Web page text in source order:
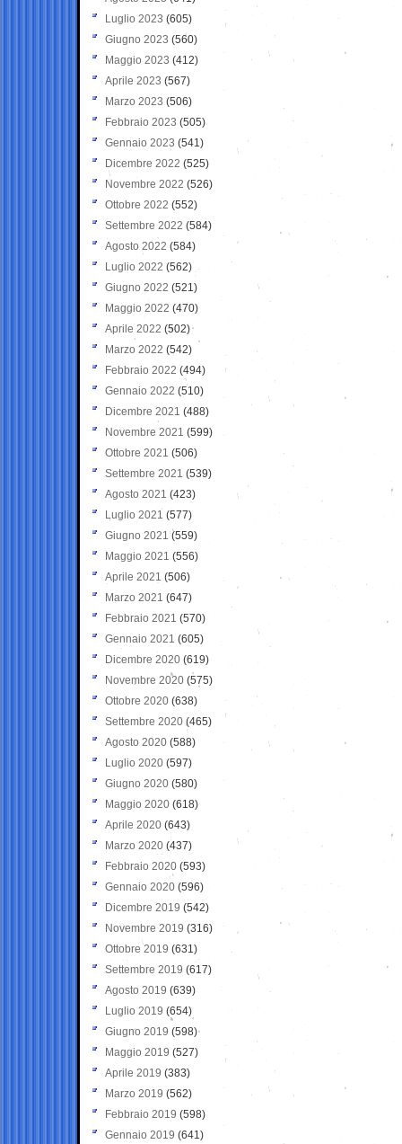
Luglio 2023 (605)
Giugno 2023 (560)
Maggio 2023 (412)
Aprile 2023 (567)
Marzo 2023 (506)
Febbraio 2023 (505)
Gennaio 2023 (541)
Dicembre 2022 (525)
Novembre 2022 (526)
Ottobre 2022 (552)
Settembre 2022 (584)
Agosto 2022 (584)
Luglio 2022 (562)
Giugno 2022 (521)
Maggio 2022 (470)
Aprile 2022 (502)
Marzo 2022 (542)
Febbraio 2022 (494)
Gennaio 2022 (510)
Dicembre 2021 (488)
Novembre 2021 (599)
Ottobre 2021 (506)
Settembre 2021 (539)
Agosto 2021 (423)
Luglio 2021 (577)
Giugno 2021(559)
Maggio 2021 (556)
Aprile 2021 (506)
Marzo 2021 (647)
Febbraio 2021 (570)
Gennaio 2021 (605)
Dicembre 2020 (619)
Novembre 2020 (575)
Ottobre 2020 (638)
Settembre 2020(465)
Agosto 2020 (588)
Luglio 2020 (597)
Giugno 2020 (580)
Maggio 2020 (618)
Aprile 2020 (643)
Marzo 2020 (437)
Febbraio 2020 (593)
Gennaio 2020 (596)
Dicembre 2019 (542)
Novembre 2019 (316)
Ottobre 2019 (631)
Settembre 2019 (617)
Agosto 2019 (639)
Luglio 2019 (654)
Giugno 2019 (598)
Maggio 2019 (527)
Aprile 2019 (383)
Marzo 2019 (562)
Febbraio 2019 (598)
Gennaio 2019 (641)